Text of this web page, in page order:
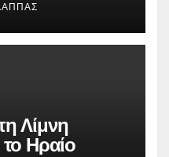
Λίμνη
το Ηραίο